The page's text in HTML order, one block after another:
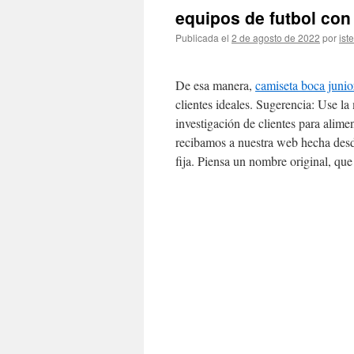
equipos de futbol
Publicada el 2 de agosto de 2022 por
De esa manera, camiseta boca
clientes ideales. Sugerencia: Use
investigación de clientes para
recibamos a nuestra web hecha
fija. Piensa un nombre original,